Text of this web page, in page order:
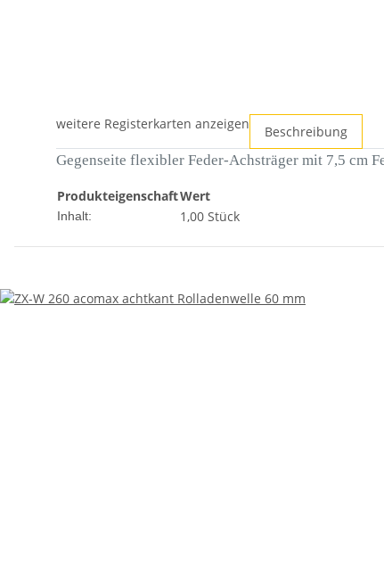
weitere Registerkarten anzeigen
Beschreibung
Gegenseite flexibler Feder-Achsträger mit 7,5 cm
ProdukteigenschaftWert
Inhalt: 1,00 Stück